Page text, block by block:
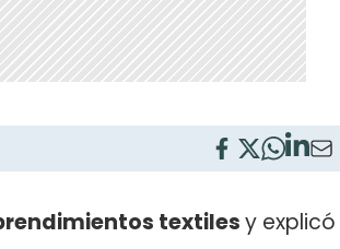
textilesy explicó